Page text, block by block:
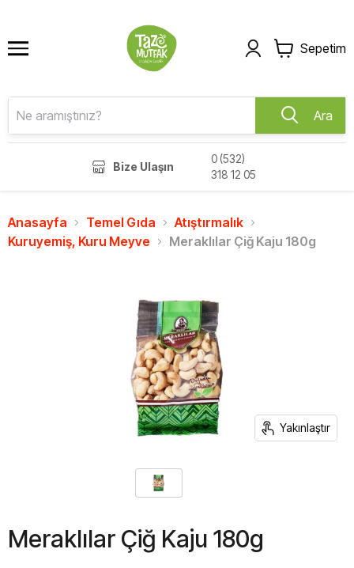
Sepetim
Ara
Bize Ulaşın
0 (532)
318 12 05
Anasayfa Temel Gıda
Atıştırmalık
Kuruyemiş, Kuru Meyve
Meraklılar Çiğ Kaju 180g
Yakınlaştır
Meraklılar Çiğ Kaju 180g